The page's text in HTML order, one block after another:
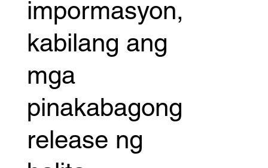
impormasyon,
kabilang ang
mga
pinakabagong
release ng